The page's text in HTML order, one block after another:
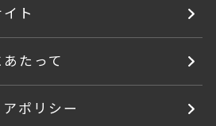
ト
たって
ポリシー